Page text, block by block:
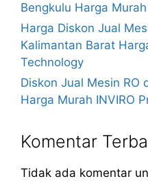
Bengkulu Harga
Harga Diskon Jual
Kalimantan Barat
Technology
Diskon Jual Mesin RO
Harga Murah INVIRO
Komentar
Tidak ada komentar